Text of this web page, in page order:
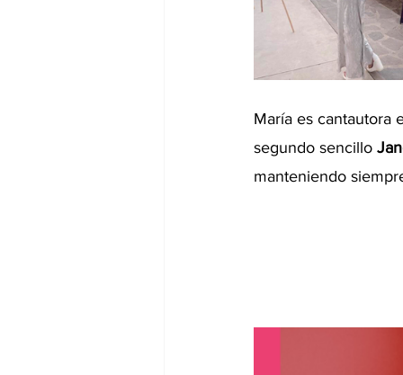
María es cantautora
segundo sencillo
manteniendo